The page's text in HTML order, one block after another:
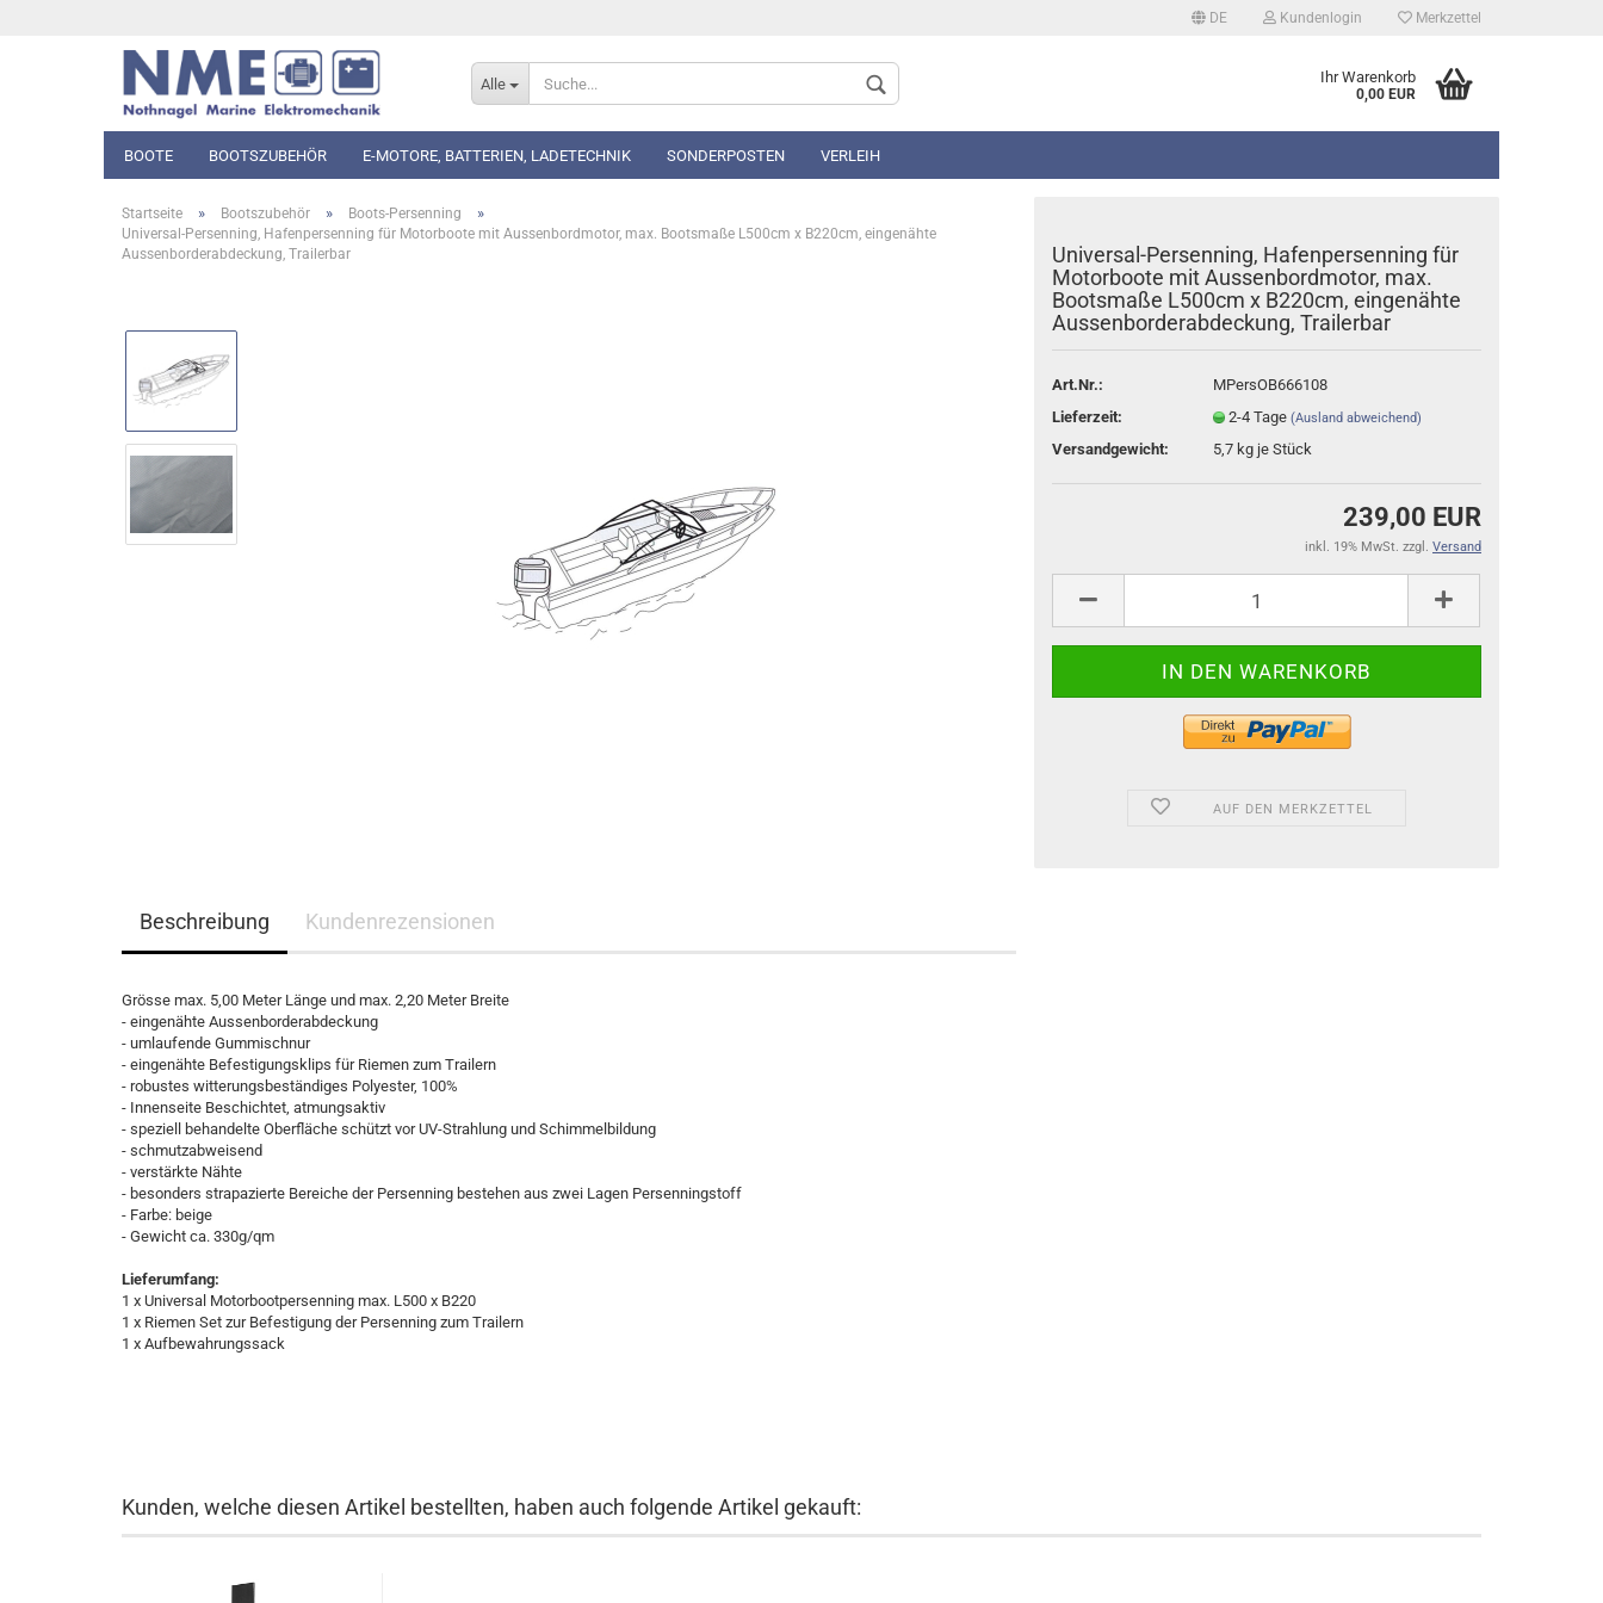
DE Kundenlogin
Konto erstellen
Passwort vergessen?
Merkzettel
Alle Ihr Warenkorb
0,00 EUR
BOOTE BOOTSZUBEHÖR E-MOTORE, BATTERIEN, LADETECHNIK SONDERPOSTEN VERLEIH
Startseite » Bootszubehör » Boots-Persenning »
Universal-Persenning, Hafenpersenning für Motorboote mit Aussenbordmotor, max. Bootsmaße L500cm x B220cm, eingenähte
Aussenborderabdeckung, Trailerbar
Universal-Persenning, Hafenpersenning für
Motorboote mit Aussenbordmotor, max.
Bootsmaße L500cm x B220cm, eingenähte
Aussenborderabdeckung, Trailerbar
Art.Nr.:
MPersOB666108
Lieferzeit:
2-4 Tage (Ausland abweichend)
Versandgewicht: 5,7 kg je Stück
239,00 EUR
inkl. 19% MwSt. zzgl. Versand
AUF DEN MERKZETTEL
Beschreibung Kundenrezensionen
Grösse max. 5,00 Meter Länge und max. 2,20 Meter Breite
- eingenähte Aussenborderabdeckung
- umlaufende Gummischnur
- eingenähte Befestigungsklips für Riemen zum Trailern
- robustes witterungsbeständiges Polyester, 100%
- Innenseite Beschichtet, atmungsaktiv
- speziell behandelte Oberfläche schützt vor UV-Strahlung und Schimmelbildung
- schmutzabweisend
- verstärkte Nähte
- besonders strapazierte Bereiche der Persenning bestehen aus zwei Lagen Persenningstoff
- Farbe: beige
- Gewicht ca. 330g/qm
Lieferumfang:
1 x Universal Motorbootpersenning max. L500 x B220
1 x Riemen Set zur Befestigung der Persenning zum Trailern
1 x Aufbewahrungssack
Kunden, welche diesen Artikel bestellten, haben auch folgende Artikel gekauft: